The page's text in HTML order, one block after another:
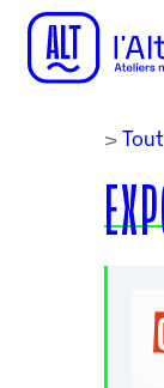
>